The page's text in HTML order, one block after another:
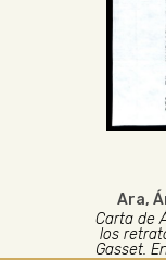
Ara,
Carta de
los
Gasset.